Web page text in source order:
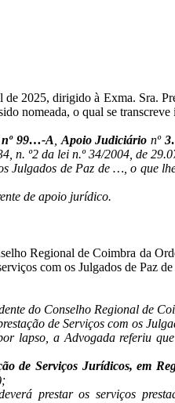
2025, dirigido à Exma. Sra.
nomeada, o qual se transcreve
99…-A Apoio Judiciário nº
n. º2 da lei n.º 34/2004, de
Julgados de Paz de …, o que
de apoio jurídico.
Regional de Coimbra da
com os Julgados de Paz
do Conselho Regional de
de Serviços com os
lapso, a Advogada referiu
de Serviços Jurídicos, em
prestar os serviços